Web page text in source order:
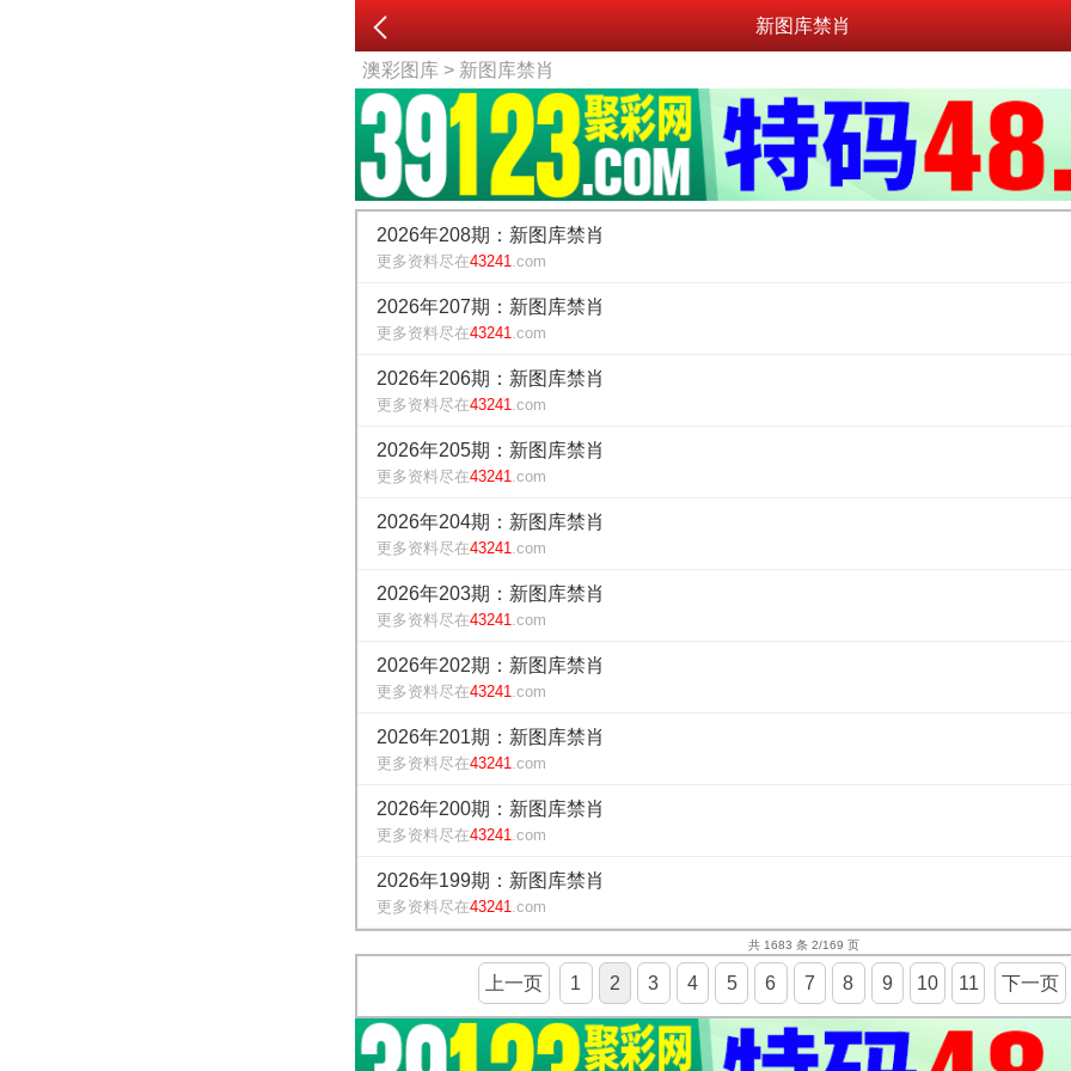
新图库禁肖
澳彩图库 > 新图库禁肖
2026年208期：新图库禁肖
更多资料尽在43241.com
2026年207期：新图库禁肖
更多资料尽在43241.com
2026年206期：新图库禁肖
更多资料尽在43241.com
2026年205期：新图库禁肖
更多资料尽在43241.com
2026年204期：新图库禁肖
更多资料尽在43241.com
2026年203期：新图库禁肖
更多资料尽在43241.com
2026年202期：新图库禁肖
更多资料尽在43241.com
2026年201期：新图库禁肖
更多资料尽在43241.com
2026年200期：新图库禁肖
更多资料尽在43241.com
2026年199期：新图库禁肖
更多资料尽在43241.com
共 1683 条 2/169 页
上一页 1 2 3 4 5 6 7 8 9 10 11 下一页